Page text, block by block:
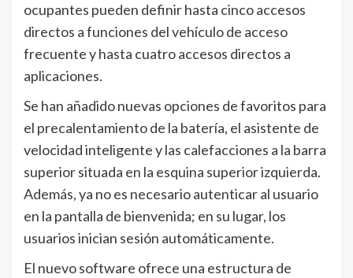
ocupantes pueden definir hasta cinco accesos
directos a funciones del vehículo de acceso
frecuente y hasta cuatro accesos directos a
aplicaciones.
Se han añadido nuevas opciones de favoritos para
el precalentamiento de la batería, el asistente de
velocidad inteligente y las calefacciones a la barra
superior situada en la esquina superior izquierda.
Además, ya no es necesario autenticar al usuario
en la pantalla de bienvenida; en su lugar, los
usuarios inician sesión automáticamente.
El nuevo software ofrece una estructura de